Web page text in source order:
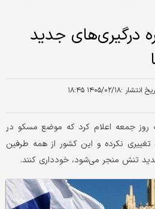
درگیری‌های جدید
انتشار :۱۴۰۵/۰۲/۱۸ ۱۸:۴۵
روز جمعه اعلام کرد که موضع مسکو در
تغییری نکرده و این کشور از همه طرفین
تنش منجر می‌شود، خودداری کنند.